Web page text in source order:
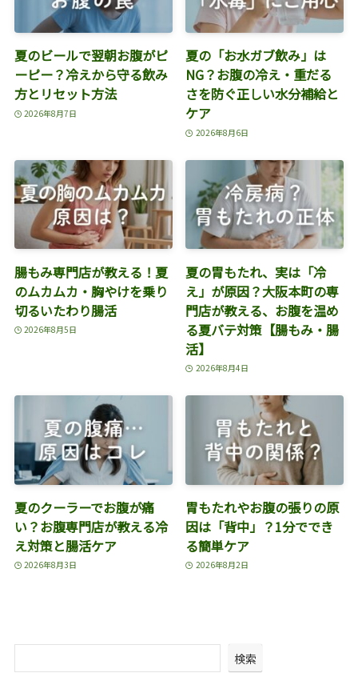
夏のビールで翌朝お腹がピ
ーピー？冷えから守る飲み
方とリセット方法
2026年8月7日
夏の「お水ガブ飲み」は
NG？お腹の冷え・重だる
さを防ぐ正しい水分補給と
ケア
2026年8月6日
腸もみ専門店が教える！夏
のムカムカ・胸やけを乗り
切るいたわり腸活
2026年8月5日
夏の胃もたれ、実は「冷
え」が原因？大阪本町の専
門店が教える、お腹を温め
る夏バテ対策【腸もみ・腸
活】
2026年8月4日
夏のクーラーでお腹が痛
い？お腹専門店が教える冷
え対策と腸活ケア
2026年8月3日
胃もたれやお腹の張りの原
因は「背中」？1分ででき
る簡単ケア
2026年8月2日
検索